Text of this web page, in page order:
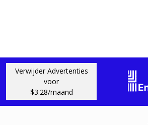
Verwijder Advertenties
voor
$3.28/maand